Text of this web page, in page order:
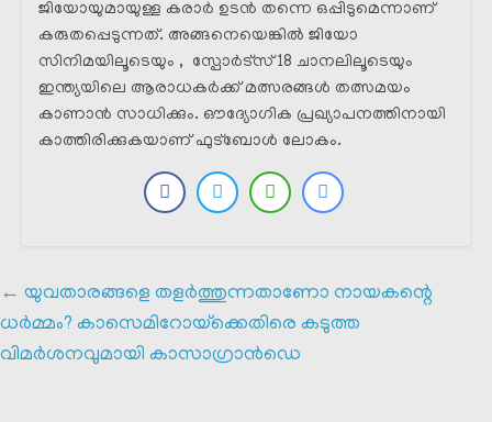
ജിയോയുമായുള്ള കരാർ ഉടൻ തന്നെ ഒപ്പിടുമെന്നാണ്
കരുതപ്പെടുന്നത്. അങ്ങനെയെങ്കിൽ ജിയോ
സിനിമയിലൂടെയും , സ്പോർട്സ് 18 ചാനലിലൂടെയും
ഇന്ത്യയിലെ ആരാധകർക്ക് മത്സരങ്ങൾ തത്സമയം
കാണാൻ സാധിക്കും. ഔദ്യോഗിക പ്രഖ്യാപനത്തിനായി
കാത്തിരിക്കുകയാണ് ഫുട്ബോൾ ലോകം.
← യുവതാരങ്ങളെ തളർത്തുന്നതാണോ നായകന്റെ
ധർമ്മം? കാസെമിറോയ്‌ക്കെതിരെ കടുത്ത
വിമർശനവുമായി കാസാഗ്രാൻഡെ